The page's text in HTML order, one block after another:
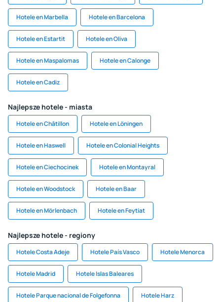
Hotele en Marbella Hotele en Barcelona
Hotele en Estartit Hotele en Oliva
Hotele en Maspalomas Hotele en Calonge
Hotele en Cadiz
Najlepsze hotele - miasta
Hotele en Châtillon Hotele en Löningen
Hotele en Haswell Hotele en Colonial Heights
Hotele en Ciechocinek Hotele en Montayral
Hotele en Woodstock Hotele en Baar
Hotele en Mörlenbach Hotele en Feytiat
Najlepsze hotele - regiony
Hotele Costa Adeje Hotele País Vasco Hotele Menorca
Hotele Madrid Hotele Islas Baleares
Hotele Parque nacional de Folgefonna Hotele Harz